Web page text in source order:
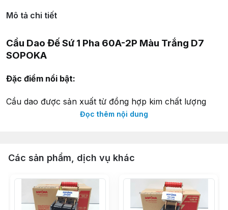
Mô tả chi tiết
Cầu Dao Đế Sứ 1 Pha 60A-2P Màu Trắng D7
SOPOKA
Đặc điểm nổi bật:
Cầu dao được sản xuất từ đồng hợp kim chất lượng
Cơ cấu đóng cắt chắc chắn, tin cậy, sử dụng bền lâu
Đế sứ cách điện chất lượng cao
Thông số kỹ thuật:
Đọc thêm nội dung
Các sản phẩm, dịch vụ khác